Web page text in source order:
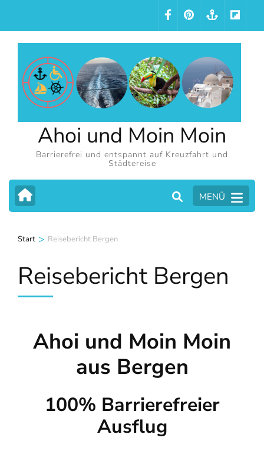
springen
(Eingabetaste
drücken)
Ahoi und Moin Moin
Barrierefrei und entspannt auf Kreuzfahrt und
Städtereise
MENÜ
Start > Reisebericht Bergen
Reisebericht Bergen
Ahoi und Moin Moin
aus Bergen
100% Barrierefreier
Ausflug